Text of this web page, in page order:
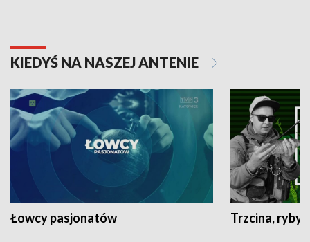
KIEDYŚ NA NASZEJ ANTENIE
Łowcy pasjonatów Trzcina, ryby